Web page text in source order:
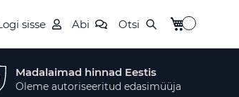
sisse Abi Otsi Minu
Madalaimad hinnad Eestis
Oleme autoriseeritud edasimüüja